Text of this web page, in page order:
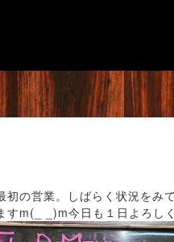
の営業。しばらく状況を
m(_ _)m今日も１日よろし